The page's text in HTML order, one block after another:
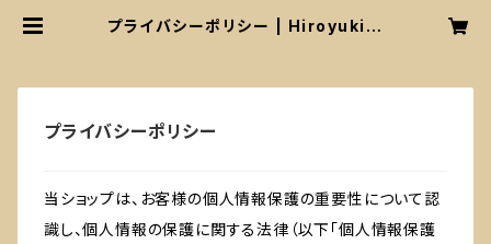
プライバシーポリシー | Hiroyuki T
プライバシーポリシー
当ショップは、お客様の個人情報保護の重要性について認
識し、個人情報の保護に関する法律（以下「個人情報保護